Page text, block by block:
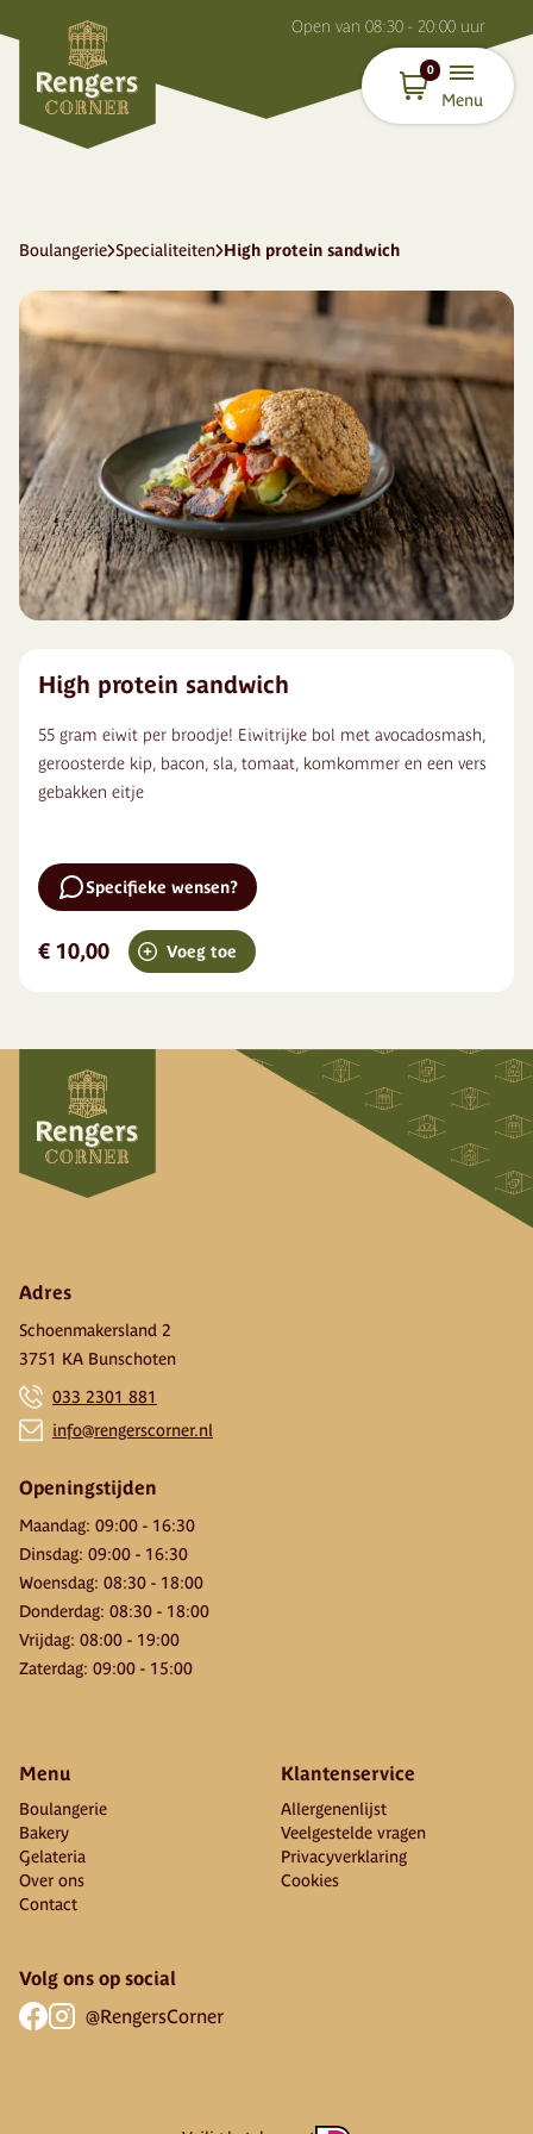
Open van 08:30 - 20:00 uur
0
Menu
Boulangerie Specialiteiten High protein sandwich
High protein sandwich
55 gram eiwit per broodje! Eiwitrijke bol met avocadosmash,
geroosterde kip, bacon, sla, tomaat, komkommer en een vers
gebakken eitje
Specifieke wensen?
€ 10,00 Voeg toe
Adres
Schoenmakersland 2
3751 KA Bunschoten
033 2301 881
info@rengerscorner.nl
Openingstijden
Maandag: 09:00 - 16:30
Dinsdag: 09:00 - 16:30
Woensdag: 08:30 - 18:00
Donderdag: 08:30 - 18:00
Vrijdag: 08:00 - 19:00
Zaterdag: 09:00 - 15:00
Menu
Boulangerie
Bakery
Gelateria
Over ons
Contact
Klantenservice
Allergenenlijst
Veelgestelde vragen
Privacyverklaring
Cookies
Volg ons op social
@RengersCorner